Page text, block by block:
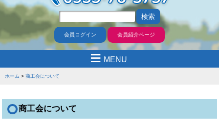
会員ログイン 会員紹介ページ
≡ MENU
ホーム 商工会について
商工会について